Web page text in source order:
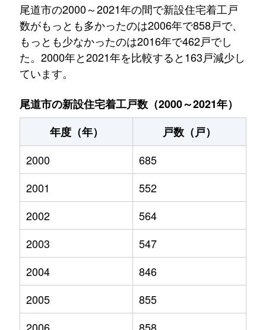
尾道市の2000～2021年の間で新設住宅着工戸
数がもっとも多かったのは2006年で858戸で、
もっとも少なかったのは2016年で462戸でし
た。2000年と2021年を比較すると163戸減少し
ています。
尾道市の新設住宅着工戸数（2000～2021年）
年度（年）
戸数（戸）
2000
685
2001
552
2002
564
2003
547
2004
846
2005
855
2006
858